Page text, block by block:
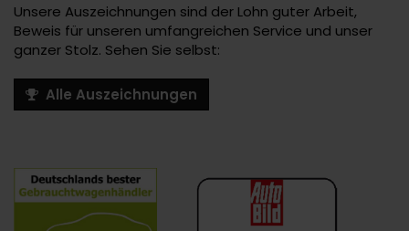
Unsere Auszeichnungen sind der Lohn guter Arbeit,
Beweis für unseren umfangreichen Service und unser
ganzer Stolz. Sehen Sie selbst:
Alle Auszeichnungen